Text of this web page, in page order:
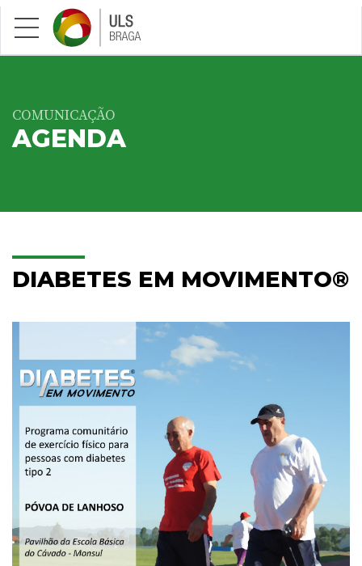
Saltar para conteúdo principal
COMUNICAÇÃO
AGENDA
DIABETES EM MOVIMENTO®